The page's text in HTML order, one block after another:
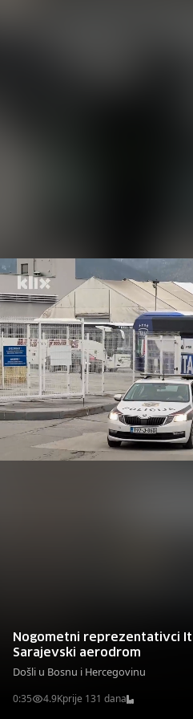
Nogometni reprezentativci
Sarajevski aerodrom
Došli u Bosnu i Hercegovinu
0:35 4.9Kprije 131 dana